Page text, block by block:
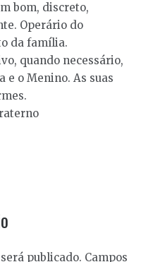
bom, discreto,
Operário do
da família.
quando necessário,
e o Menino. As suas
publicado. Campos